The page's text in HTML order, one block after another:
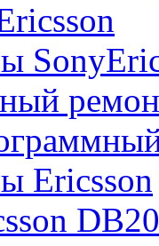
Ericsson